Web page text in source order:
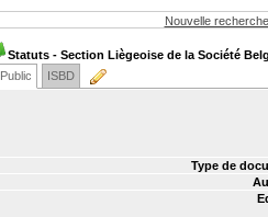
Nouvelle recherche
Statuts - Section Liègeoise de la Société
Public
ISBD
Type de